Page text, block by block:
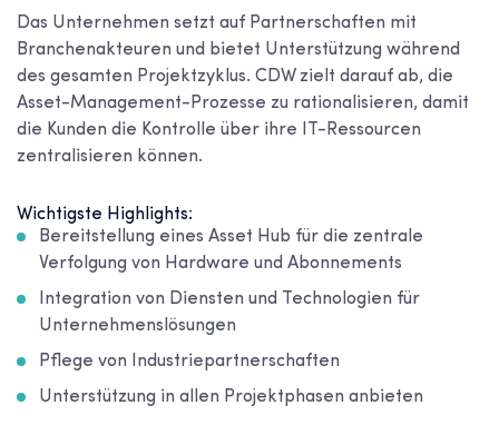
Das Unternehmen setzt auf Partnerschaften mit
Branchenakteuren und bietet Unterstützung während
des gesamten Projektzyklus. CDW zielt darauf ab, die
Asset-Management-Prozesse zu rationalisieren, damit
die Kunden die Kontrolle über ihre IT-Ressourcen
zentralisieren können.
Wichtigste Highlights:
Bereitstellung eines Asset Hub für die zentrale
Verfolgung von Hardware und Abonnements
Integration von Diensten und Technologien für
Unternehmenslösungen
Pflege von Industriepartnerschaften
Unterstützung in allen Projektphasen anbieten